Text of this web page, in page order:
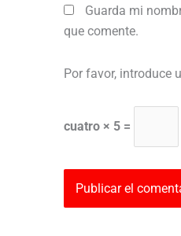
Guarda mi
que comente.
Por favor, introduce
cuatro × 5 =